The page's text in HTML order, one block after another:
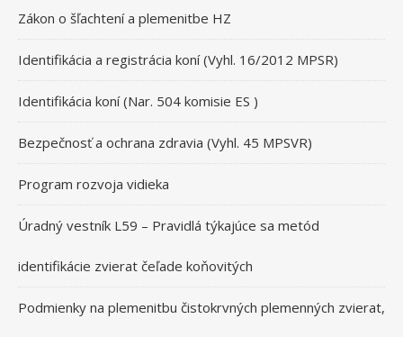
Zákon o šľachtení a plemenitbe HZ
Identifikácia a registrácia koní (Vyhl. 16/2012 MPSR)
Identifikácia koní (Nar. 504 komisie ES )
Bezpečnosť a ochrana zdravia (Vyhl. 45 MPSVR)
Program rozvoja vidieka
Úradný vestník L59 – Pravidlá týkajúce sa metód
identifikácie zvierat čeľade koňovitých
Podmienky na plemenitbu čistokrvných plemenných zvierat,